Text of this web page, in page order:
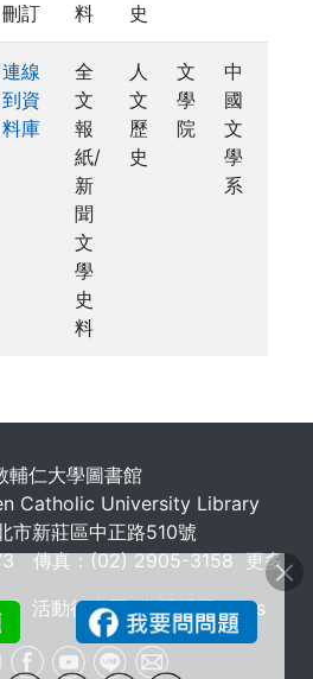
刪訂
料
史
連線
到資
料庫
全
文
報
紙/
新
聞
文
學
史
料
人
文
歷
史
文
學
院
中
國
文
學
系
輔仁大學圖書館
Catholic University Library
市新莊區中正路510號
傳真：(02) 2905-3158更多
活動行事曆 常問問題 FAQs